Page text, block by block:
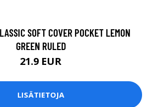
SOFT COVER POCKET LEMON
GREEN RULED
21.9 EUR
LISÄTIETOJA